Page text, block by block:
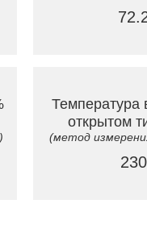
Температура
открытом
(метод
230